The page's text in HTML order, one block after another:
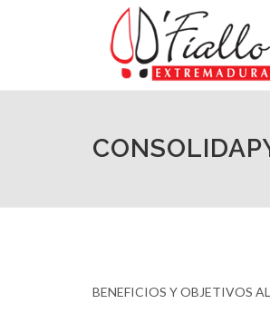
BENEFICIOS Y OBJETIVOS